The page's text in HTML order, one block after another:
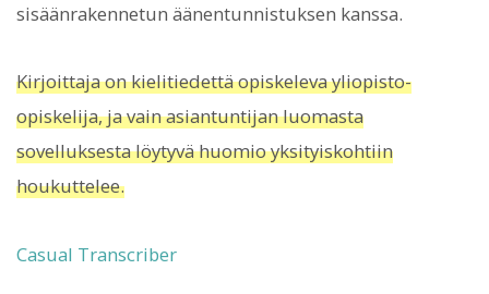
sisäänrakennetun äänentunnistuksen kanssa.
Kirjoittaja on kielitiedettä opiskeleva yliopisto-
opiskelija, ja vain asiantuntijan luomasta
sovelluksesta löytyvä huomio yksityiskohtiin
houkuttelee.
Casual Transcriber